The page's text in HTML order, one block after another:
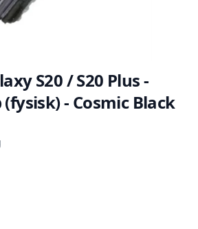
S20 / S20 Plus -
- Cosmic Black